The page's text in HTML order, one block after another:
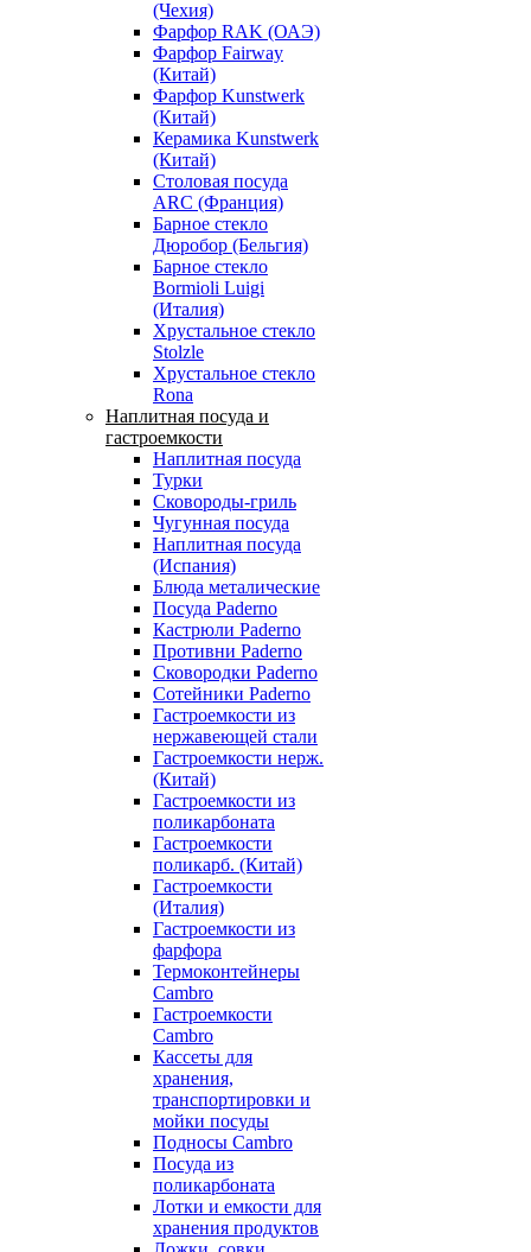
(Чехия)
Фарфор RAK (ОАЭ)
Фарфор Fairway
(Китай)
Фарфор Kunstwerk
(Китай)
Керамика Kunstwerk
(Китай)
Столовая посуда
ARC (Франция)
Барное стекло
Дюробор (Бельгия)
Барное стекло
Bormioli Luigi
(Италия)
Хрустальное стекло
Stolzle
Хрустальное стекло
Rona
Наплитная посуда и
гастроемкости
Наплитная посуда
Турки
Сковороды-гриль
Чугунная посуда
Наплитная посуда
(Испания)
Блюда металические
Посуда Paderno
Кастрюли Paderno
Противни Paderno
Сковородки Paderno
Сотейники Paderno
Гастроемкости из
нержавеющей стали
Гастроемкости нерж.
(Китай)
Гастроемкости из
поликарбоната
Гастроемкости
поликарб. (Китай)
Гастроемкости
(Италия)
Гастроемкости из
фарфора
Термоконтейнеры
Cambro
Гастроемкости
Cambro
Кассеты для
хранения,
транспортировки и
мойки посуды
Подносы Cambro
Посуда из
поликарбоната
Лотки и емкости для
хранения продуктов